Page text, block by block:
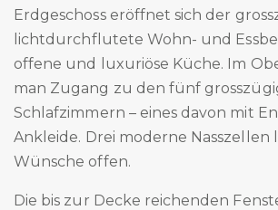
Erdgeschoss eröffnet sich der
lichtdurchflutete Wohn- und
offene und luxuriöse Küche. Im
man Zugang zu den fünf
Schlafzimmern – eines davon mit
Ankleide. Drei moderne Nasszellen
Wünsche offen.
Die bis zur Decke reichenden